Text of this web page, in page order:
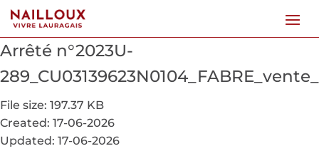
Arrêté n°2023U-
File size: 197.37 KB
Created: 17-06-2026
Updated: 17-06-2026